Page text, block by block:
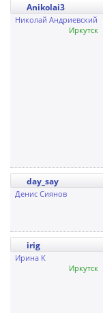
Anikolai3
Николай Андриевский
Иркутск
day_say
Денис Сиянов
irig
Ирина К
Иркутск